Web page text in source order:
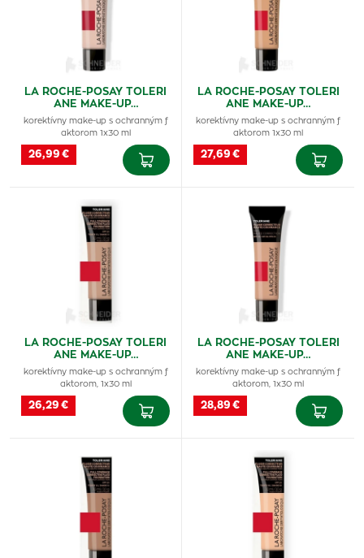
LA ROCHE-POSAY TOLERI
ANE MAKE-UP…
korektívny make-up s ochranným f
aktorom 1x30 ml
26,99 €
LA ROCHE-POSAY TOLERI
ANE MAKE-UP…
korektívny make-up s ochranným f
aktorom 1x30 ml
27,69 €
LA ROCHE-POSAY TOLERI
ANE MAKE-UP…
korektívny make-up s ochranným f
aktorom, 1x30 ml
26,29 €
LA ROCHE-POSAY TOLERI
ANE MAKE-UP…
korektívny make-up s ochranným f
aktorom, 1x30 ml
28,89 €